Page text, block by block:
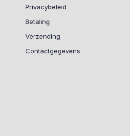
Privacybeleid
Betaling
Verzending
Contactgegevens